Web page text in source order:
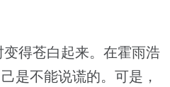
得苍白起来。在霍雨浩
是不能说谎的。可是，